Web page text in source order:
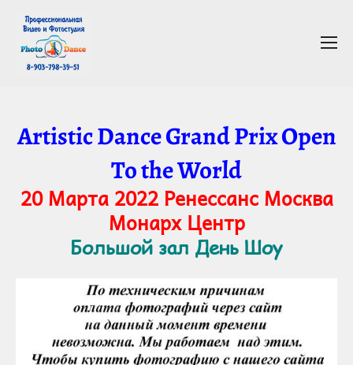
Artistic Dance Grand Prix Open
To the World
20 Марта 2022 Ренессанс Москва
Монарх Центр
Большой зал День Шоу